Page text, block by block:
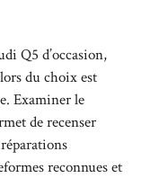
Q5 d’occasion,
du choix est
Examiner le
de recenser
reconnues et